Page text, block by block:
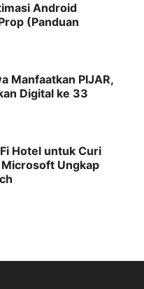
Android
(Panduan
Manfaatkan PIJAR,
Digital ke 33
Hotel untuk Curi
Ungkap